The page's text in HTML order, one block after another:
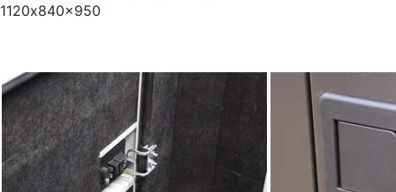
1120x840x950